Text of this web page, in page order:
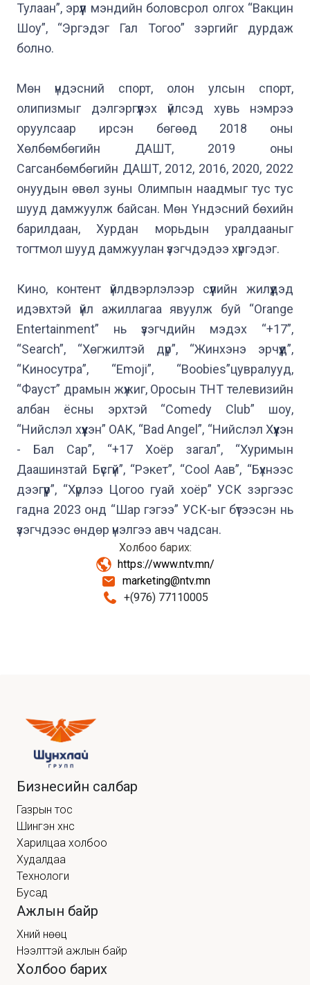
Тулаан”, эрүүл мэндийн боловсрол олгох “Вакцин
Шоу”, “Эргэдэг Гал Тогоо” зэргийг дурдаж
болно.
Мөн үндэсний спорт, олон улсын спорт,
олипизмыг дэлгэргүүлэх үйлсэд хувь нэмрээ
оруулсаар ирсэн бөгөөд 2018 оны
Хөлбөмбөгийн ДАШТ, 2019 оны
Сагсанбөмбөгийн ДАШТ, 2012, 2016, 2020, 2022
онуудын өвөл зуны Олимпын наадмыг тус тус
шууд дамжуулж байсан. Мөн Үндэсний бөхийн
барилдаан, Хурдан морьдын уралдааныг
тогтмол шууд дамжуулан үзэгчдэдээ хүргэдэг.
Кино, контент үйлдвэрлэлээр сүүлийн жилүүдэд
идэвхтэй үйл ажиллагаа явуулж буй “Orange
Entertainment” нь үзэгчдийн мэдэх “+17”,
“Search”, “Хөгжилтэй дүр”, “Жинхэнэ эрчүүд”,
“Киносутра”, “Emoji”, “Boobies”цувралууд,
“Фауст” драмын жүжиг, Оросын ТНТ телевизийн
албан ёсны эрхтэй “Comedy Club” шоу,
“Нийслэл хүүхэн” ОАК, “Bad Angel”, “Нийслэл Хүүхэн
- Бал Сар”, “+17 Хоёр загал”, “Хуримын
Даашинзтай Бүсгүй”, “Рэкет”, “Cool Аав”, “Бүхнээс
дээгүүр”, “Хүрлээ Цогоо гуай хоёр” УСК зэргээс
гадна 2023 онд “Шар гэгээ” УСК-ыг бүтээсэн нь
үзэгчдээс өндөр үнэлгээ авч чадсан.
Холбоо барих:
https://www.ntv.mn/
marketing@ntv.mn
+(976) 77110005
Бизнесийн салбар
Газрын тос
Шингэн хүнс
Харилцаа холбоо
Худалдаа
Технологи
Бусад
Ажлын байр
Хүний нөөц
Нээлттэй ажлын байр
Холбоо барих